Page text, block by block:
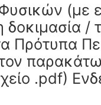
(με
δοκιμασία /
Πρότυπα
.pdf)